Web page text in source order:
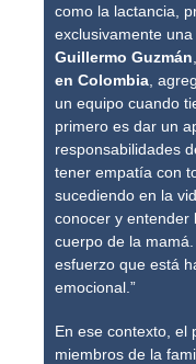
como la lactancia,
exclusivamente
Guillermo Guzmán
en Colombia ,
un equipo cuando
primero es dar un
responsabilidades
tener empatía con
sucediendo en la
conocer y entender
cuerpo de la
esfuerzo que está
emocional.”
En ese contexto, el
miembros de la